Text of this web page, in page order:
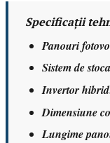
Specificații
Panouri
Sistem de
Invertor
Dimensiune
Lungime